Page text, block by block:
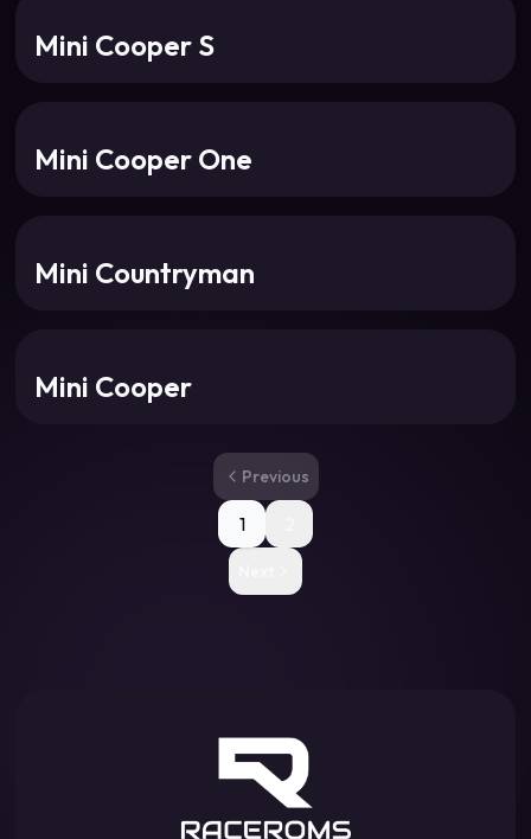
Mini Cooper S
Mini Cooper One
Mini Countryman
Mini Cooper
Previous
1